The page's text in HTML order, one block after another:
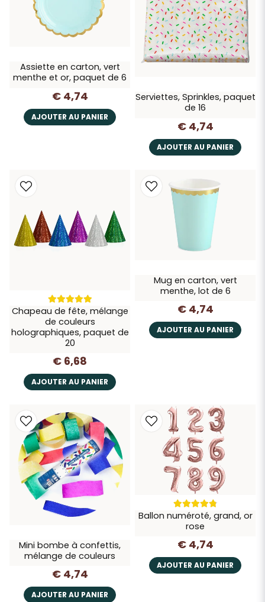
Assiette en carton, vert
menthe et or, paquet de 6
€ 4,74
AJOUTER AU PANIER
Serviettes, Sprinkles, paquet
de 16
€ 4,74
AJOUTER AU PANIER
Chapeau de fête, mélange
de couleurs
holographiques, paquet de
20
€ 6,68
AJOUTER AU PANIER
Mug en carton, vert
menthe, lot de 6
€ 4,74
AJOUTER AU PANIER
Mini bombe à confettis,
mélange de couleurs
€ 4,74
AJOUTER AU PANIER
Ballon numéroté, grand, or
rose
€ 4,74
AJOUTER AU PANIER